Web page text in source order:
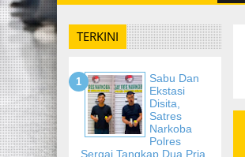
TERKINI
Sabu Dan
Ekstasi
Disita,
Satres
Narkoba
Polres
Sergai Tangkap Dua Pria